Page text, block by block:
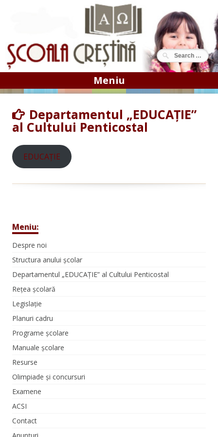
Meniu
Departamentul „EDUCAȚIE”
al Cultului Penticostal
EDUCAȚIE
Meniu:
Despre noi
Structura anului școlar
Departamentul „EDUCAȚIE” al Cultului Penticostal
Rețea școlară
Legislație
Planuri cadru
Programe școlare
Manuale școlare
Resurse
Olimpiade și concursuri
Examene
ACSI
Contact